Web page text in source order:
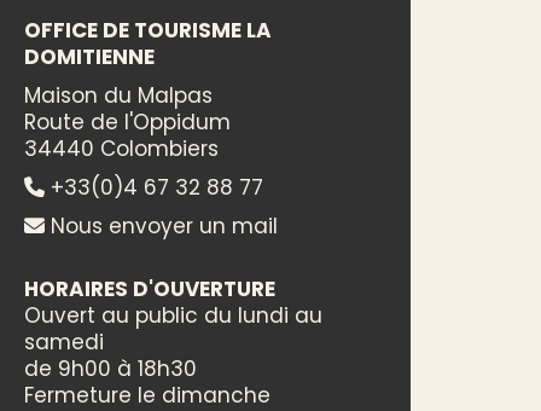
OFFICE DE TOURISME LA
DOMITIENNE
Maison du Malpas
Route de l'Oppidum
34440 Colombiers
+33(0)4 67 32 88 77
Nous envoyer un mail
HORAIRES D'OUVERTURE
Ouvert au public du lundi au
samedi
de 9h00 à 18h30
Fermeture le dimanche